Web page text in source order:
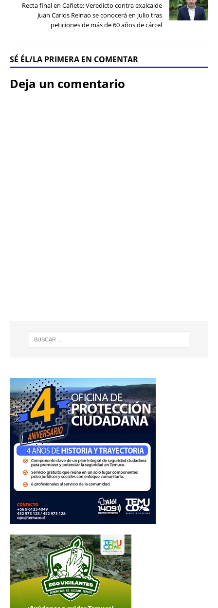
Recta final en Cañete: Veredicto contra exalcalde
Juan Carlos Reinao se conocerá en julio tras
peticiones de más de 60 años de cárcel
SÉ ÉL/LA PRIMERA EN COMENTAR
Deja un comentario